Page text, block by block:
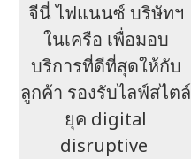
จีนี่ ไฟแนนซ์ บริษัทฯ
ในเครือ เพื่อมอบ
บริการที่ดีที่สุดให้กับ
ลูกค้า รองรับไลฟ์สไตล์
ยุค digital
disruptive